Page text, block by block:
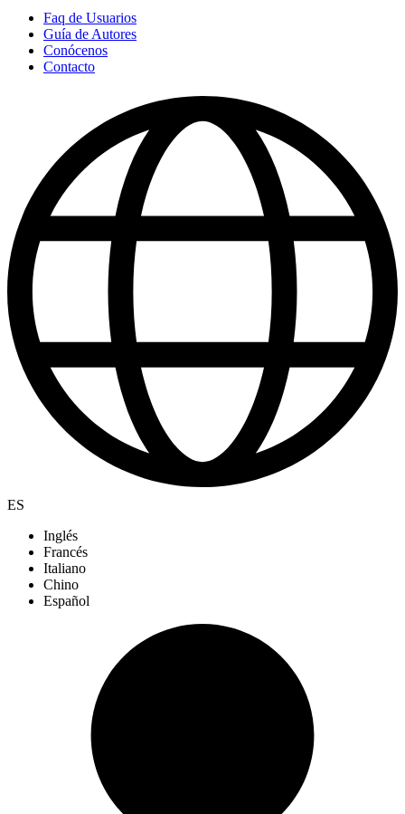
Faq de Usuarios
Guía de Autores
Conócenos
Contacto
ES
Inglés
Francés
Italiano
Chino
Español